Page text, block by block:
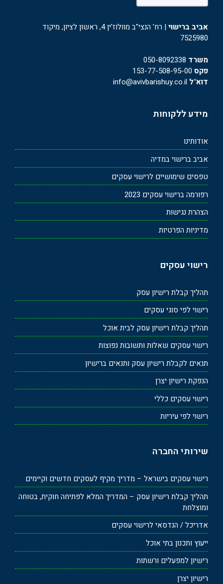
אביב ברישוי
| רח' הנצי"ב מוולוז'ין 4, ראשון לציון, מיקוד
7525980
משרד 050-8092338
פקס
דוא"ל
מידע ללקוחות
אודותינו
אביב ברישוי במדיה
טפסים שימושיים לרישוי עסקים
רפורמה ברישוי עסקים 2023
הצהרת נגישות
מדיניות הפרטיות
רישוי עסקים
תהליך קבלת רישיון עסק
רישוי לפי סוגי עסקים
תהליך קבלת רישיון עסק לבית אוכל
רישוי עסקים שאלות ותשובות נפוצות
תנאים לקבלת רישיון עסק ותנאים ברישיון
הנפקת רישיון יצרן
רישוי עסקים כללי
רישוי לפי עיריות
שירותי החברה
רישוי עסקים בישראל – מדריך מקיף לעסקים חדשים וקיימים
תהליך קבלת רישיון עסק – המדריך המלא לפתיחה חוקית, בטוחה
ומוצלחת
אדריכל / הנדסאי לרישוי עסקים
ייעוץ ותכנון בתי אוכל
רישיון למפעלים ורשתות
רישיון יצרן